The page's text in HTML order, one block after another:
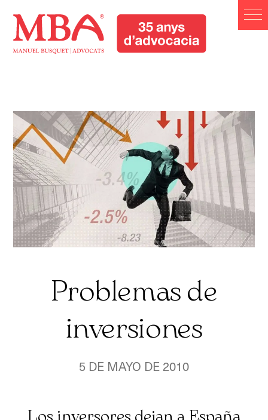
Manuel Busquet Advocats Manresa. Serveis Jurídics
Barcelona
Problemas de
inversiones
5 DE MAYO DE 2010